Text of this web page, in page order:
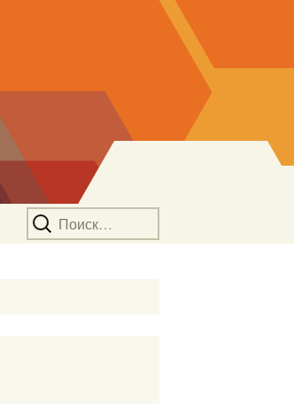
Найти: